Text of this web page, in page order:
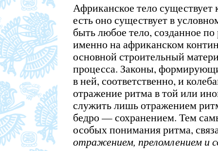
Африканское тело существует
есть оно существует в
быть любое тело, созданное
именно на африканском
основной строительный
процесса. Законы,
в ней, соответственно, и
отражение ритма в той или
служить лишьотражением
бедро — сохранением. Тем
особых понимания ритма,
отражением, преломлением и